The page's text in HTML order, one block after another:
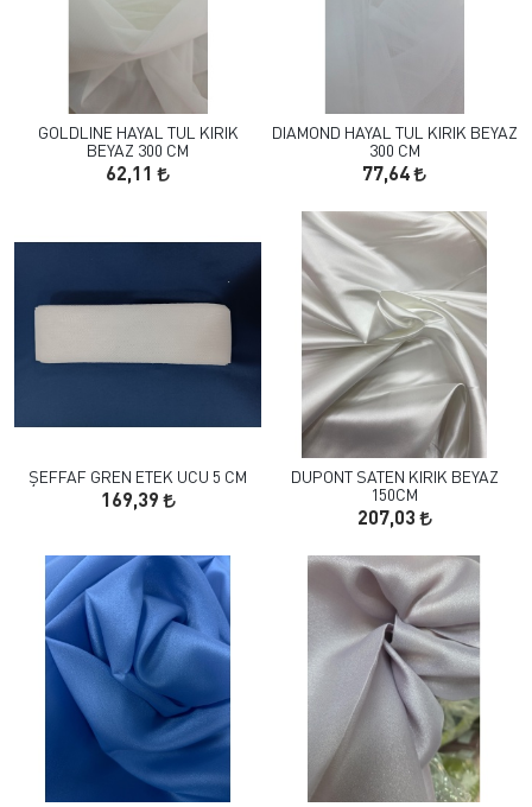
GOLDLINE HAYAL TUL KIRIK
BEYAZ 300 CM
62,11
DIAMOND HAYAL TUL KIRIK BEYAZ
300 CM
77,64
ŞEFFAF GREN ETEK UCU 5 CM
169,39
DUPONT SATEN KIRIK BEYAZ
150CM
207,03